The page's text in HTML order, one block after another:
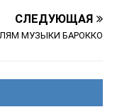
СЛЕДУЮЩАЯ
МУЗЫКИ БАРОККО